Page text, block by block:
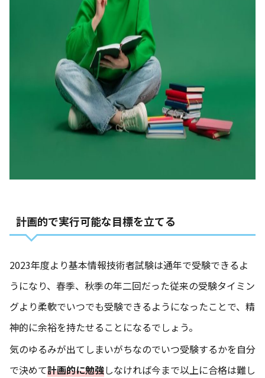
計画的で実行可能な目標を立てる
2023年度より基本情報技術者試験は通年で受験できるよ
うになり、春季、秋季の年二回だった従来の受験タイミン
グより柔軟でいつでも受験できるようになったことで、精
神的に余裕を持たせることになるでしょう。
気のゆるみが出てしまいがちなのでいつ受験するかを自分
で決めて計画的に勉強しなければ今まで以上に合格は難し